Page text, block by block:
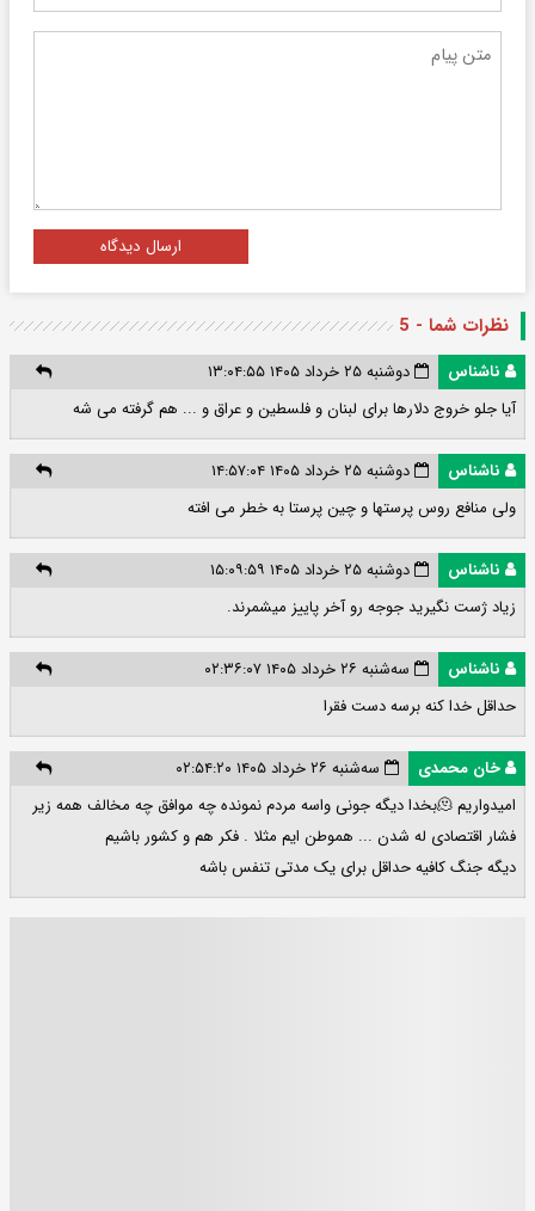
ارسال دیدگاه
نظرات شما - 5
ناشناس
دوشنبه ۲۵ خرداد ۱۴۰۵ ۱۳:۰۴:۵۵
آیا جلو خروج دلارها برای لبنان و فلسطین و عراق و ... هم گرفته می شه
ناشناس
دوشنبه ۲۵ خرداد ۱۴۰۵ ۱۴:۵۷:۰۴
ولی منافع روس پرستها و چین پرستا به خطر می افته
ناشناس
دوشنبه ۲۵ خرداد ۱۴۰۵ ۱۵:۰۹:۵۹
زیاد ژست نگیرید جوجه رو آخر پاییز میشمرند.
ناشناس
سه‌شنبه ۲۶ خرداد ۱۴۰۵ ۰۲:۳۶:۰۷
حداقل خدا کنه برسه دست فقرا
خان محمدی
سه‌شنبه ۲۶ خرداد ۱۴۰۵ ۰۲:۵۴:۲۰
امیدواریم 🫠بخدا دیگه جونی واسه مردم نمونده چه موافق چه مخالف همه زیر
فشار اقتصادی له شدن ... هموطن ایم مثلا . فکر هم و کشور باشیم
دیگه جنگ کافیه حداقل برای یک مدتی تنفس باشه